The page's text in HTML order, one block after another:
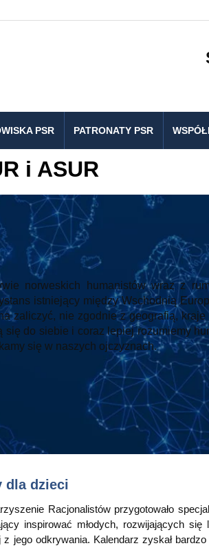
PSR PATRONATY PSR
i ASUR
norweskich humanistów wraz z
istniejący między Wschodnią
zaliczyć, nie zgodnie z geografią,
się do siebie i coraz lepiej rozumiemy
się w naszych ojczyznach.
dla dzieci
Racjonalistów przygotowało
inspirować młodych, rozwijających
z jego odkrywania. Kalendarz zyskał